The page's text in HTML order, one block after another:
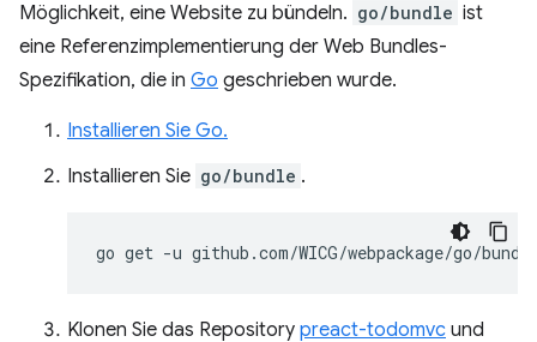
Möglichkeit, eine Website zu bündeln. go/bundle ist
eine Referenzimplementierung der Web Bundles-
Spezifikation, die in Go geschrieben wurde.
Installieren Sie Go.
Installieren Sie go/bundle .
go get -u
Klonen Sie das Repository preact-todomvc und